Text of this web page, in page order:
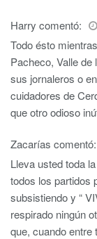
Harry comentó:
Todo ésto
Pacheco, Valle
sus jornaleros o
cuidadores de
que otro odioso
Zacarías comentó:
Lleva usted toda
todos los partidos
subsistiendo y “
respirado ningún
que, cuando